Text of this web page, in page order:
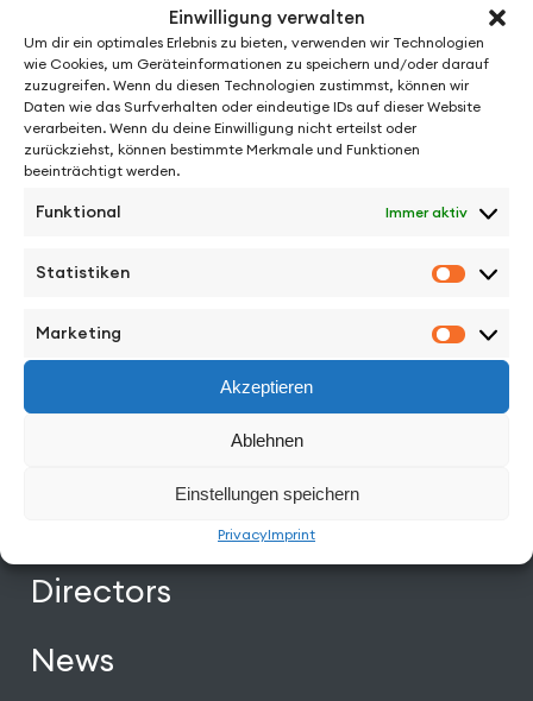
Einwilligung verwalten
Um dir ein optimales Erlebnis zu bieten, verwenden wir Technologien
wie Cookies, um Geräteinformationen zu speichern und/oder darauf
zuzugreifen. Wenn du diesen Technologien zustimmst, können wir
Daten wie das Surfverhalten oder eindeutige IDs auf dieser Website
verarbeiten. Wenn du deine Einwilligung nicht erteilst oder
zurückziehst, können bestimmte Merkmale und Funktionen
beeinträchtigt werden.
Funktional Immer aktiv
Statistiken
Marketing
Akzeptieren
Ablehnen
Einstellungen speichern
PrivacyImprint
Directors
News